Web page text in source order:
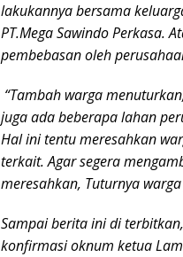
lakukannya bersama
PT.Mega Sawindo Perkasa.
pembebasan oleh
“Tambah warga
juga ada beberapa lahan
Hal ini tentu meresahkan
terkait. Agar segera
meresahkan, Tuturnya
Sampai berita ini di
konfirmasi oknum ketua